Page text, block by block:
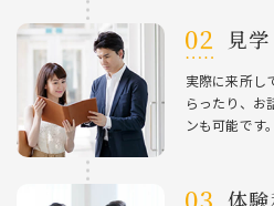
⾒
実際に来所し
らったり、お
ンも可能です。
体